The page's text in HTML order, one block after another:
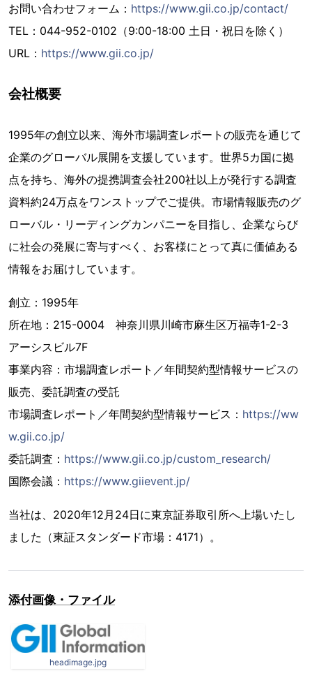
お問い合わせフォーム： https://www.gii.co.jp/contact/
TEL：044-952-0102（9:00-18:00 土日・祝日を除く）
URL： https://www.gii.co.jp/
会社概要
1995年の創立以来、海外市場調査レポートの販売を通じて
企業のグローバル展開を支援しています。世界5カ国に拠
点を持ち、海外の提携調査会社200社以上が発行する調査
資料約24万点をワンストップでご提供。市場情報販売のグ
ローバル・リーディングカンパニーを目指し、企業ならび
に社会の発展に寄与すべく、お客様にとって真に価値ある
情報をお届けしています。
創立：1995年
所在地：215-0004 神奈川県川崎市麻生区万福寺1-2-3
アーシスビル7F
事業内容：市場調査レポート／年間契約型情報サービスの
販売、委託調査の受託
市場調査レポート／年間契約型情報サービス： https://ww
w.gii.co.jp/
委託調査： https://www.gii.co.jp/custom_research/
国際会議： https://www.giievent.jp/
当社は、2020年12月24日に東京証券取引所へ上場いたし
ました（東証スタンダード市場：4171）。
添付画像・ファイル
headimage.jpg